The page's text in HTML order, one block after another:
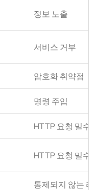
정보 노출
서비스 거부
암호화 취약점
명령 주입
HTTP 요청 밀수
HTTP 요청 밀수
통제되지 않는 리